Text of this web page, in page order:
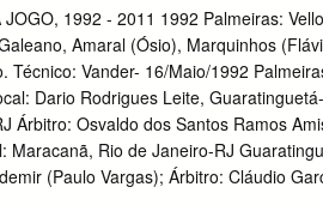
a oportunidade de ir treinar de e é o
e Regatas. Clube num prato de
time de futebol, bém tem de ter sorte
1904). Igor - Mas seus pais apoiavam
futebol? Aí fui.
JOGO, 1992 - 2011 1992 Palmeiras:
Amaral (Ósio), Marquinhos
Técnico: Vander- 16/Maio/1992
Dario Rodrigues Leite,
Árbitro: Osvaldo dos Santos Ramos
Maracanã, Rio de Janeiro-RJ
(Paulo Vargas); Árbitro: Cláudio